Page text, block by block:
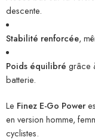
descente.
Stabilité renforcée,
Poids équilibré grâce
batterie.
Le Finez E-Go Power
en version homme,
cyclistes.